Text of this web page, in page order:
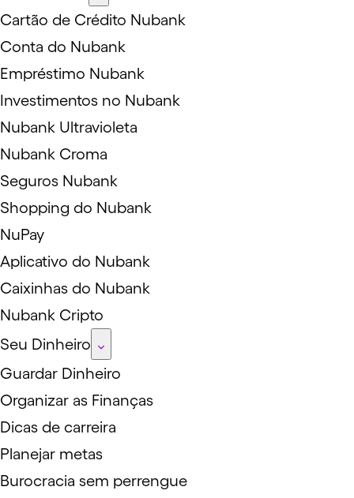
Cartão de Crédito Nubank
Conta do Nubank
Empréstimo Nubank
Investimentos no Nubank
Nubank Ultravioleta
Nubank Croma
Seguros Nubank
Shopping do Nubank
NuPay
Aplicativo do Nubank
Caixinhas do Nubank
Nubank Cripto
Seu Dinheiro
Guardar Dinheiro
Organizar as Finanças
Dicas de carreira
Planejar metas
Burocracia sem perrengue